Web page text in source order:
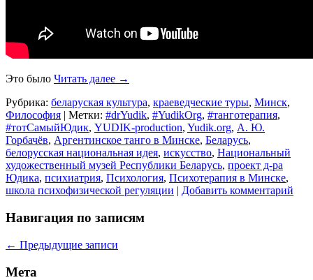
Это было Читать далее →
Рубрика: беларуская культура, краеведческие туры, Минск,
Философия | Метки: #‎drYudik, #YudikOrg, #танготерапия,
#тотСамыйЮдик, YUDIK-production, Yudik.org, А. Ю.
Горбачёв, Аргентинское танго в Минске, Беларусь,
белорусская национальная идея, искусство, Национальный
художественный музей Республики Беларусь, проект д-ра
Юдика, психиатрия, Психология, Психотерапия в Минске,
школа психофизической регуляции | Добавить комментарий
Навигация по записям
← Предыдущие записи
Мета